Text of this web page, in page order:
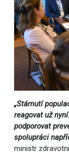
„Stárnutí
reagovat už
podporovat
spolupráci
ministr